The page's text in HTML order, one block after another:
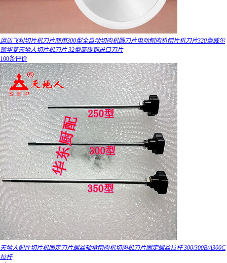
运达飞利切片机刀片商用300型全自动切肉机圆刀片电动刨肉机刨片机刀片320型威尔
顿华菱天地人切片机刀片 32型高碳钢进口刀片
100条评价
天地人配件切片机固定刀片螺丝轴承刨肉机切肉机刀片固定螺丝拉杆 300/300B/A300C
拉杆